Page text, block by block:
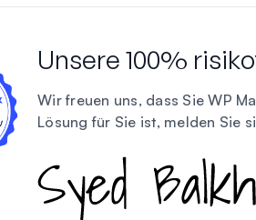
Unsere 100%
Wir freuen uns, dass Sie WP
Lösung für Sie ist, melden Sie